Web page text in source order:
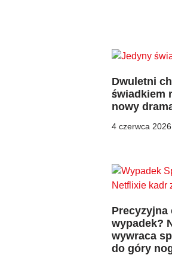
Dwuletni
świadkiem
nowy
4 czerwca 2026
Precyzyjna
wypadek?
wywraca
do góry